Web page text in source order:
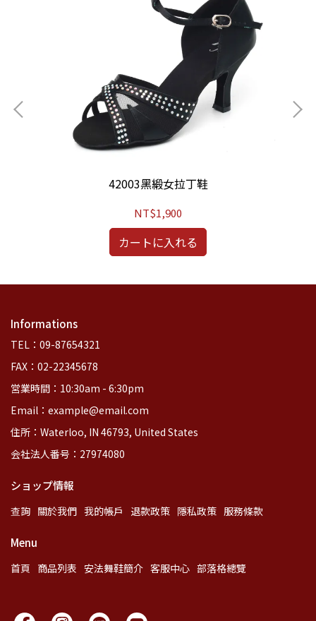
42003黑緞女拉丁鞋
NT$1,900
カートに入れる
Informations
TEL：09-87654321
FAX：02-22345678
営業時間：10:30am - 6:30pm
Email：example@email.com
住所：Waterloo, IN 46793, United States
会社法人番号：27974080
ショップ情報
查詢 關於我們 我的帳戶 退款政策 隱私政策 服務條款
Menu
首頁 商品列表 安法舞鞋簡介 客服中心 部落格總覽